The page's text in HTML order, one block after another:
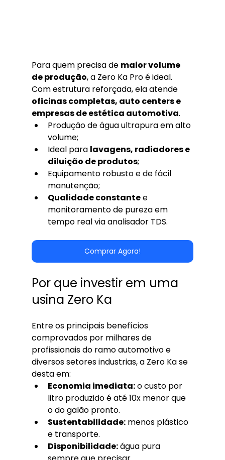
Para quem precisa de maior volume
de produção, a Zero Ka Pro é ideal.
Com estrutura reforçada, ela atende
oficinas completas, auto centers e
empresas de estética automotiva.
Produção de água ultrapura em alto
volume;
Ideal para lavagens, radiadores e
diluição de produtos;
Equipamento robusto e de fácil
manutenção;
Qualidade constante e
monitoramento de pureza em
tempo real via analisador TDS.
Comprar Agora!
Por que investir em uma
usina Zero Ka
Entre os principais benefícios
comprovados por milhares de
profissionais do ramo automotivo e
diversos setores industrias, a Zero Ka se
desta em:
Economia imediata: o custo por
litro produzido é até 10x menor que
o do galão pronto.
Sustentabilidade: menos plástico
e transporte.
Disponibilidade: água pura